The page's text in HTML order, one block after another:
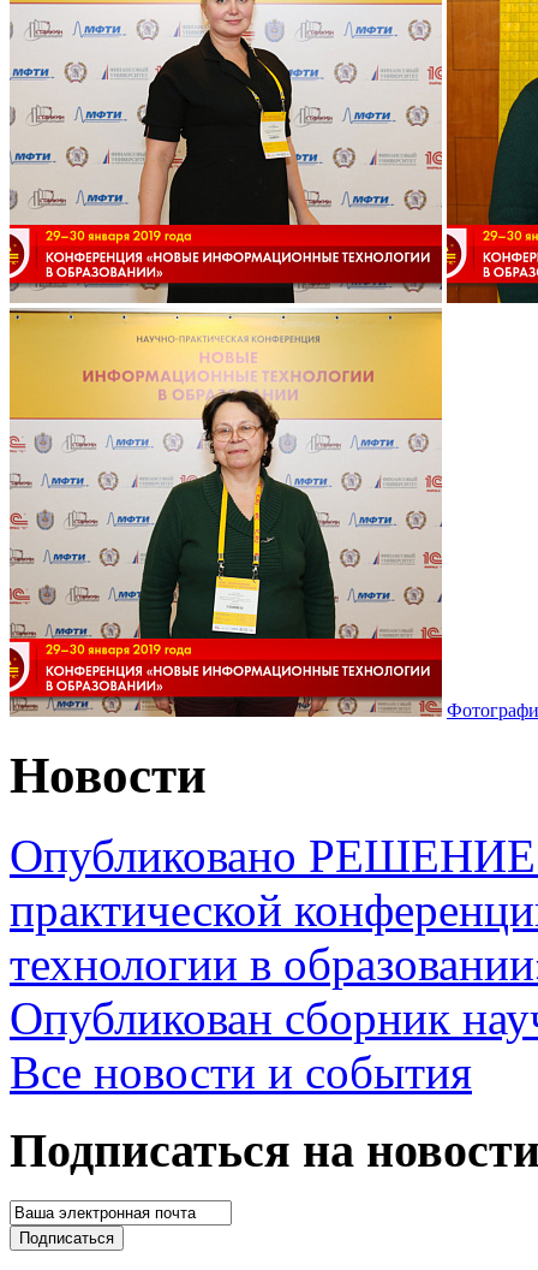
Новости
Опубликовано
практической
технологии в
Опубликован сборник
Все новости и события
Подписаться на